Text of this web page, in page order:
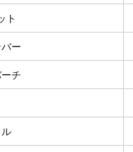
ト
ー
チ